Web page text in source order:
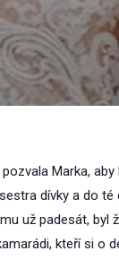
Marka,
dívky a do té
už padesát, byl
kteří si o